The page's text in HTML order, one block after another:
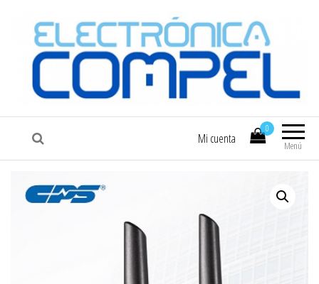
COMPEL Electrónica COMPEL
Menú
0
Mi cuenta